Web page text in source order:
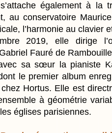
également à la
au conservatoire
l’harmonie au clavier
2019, elle dirige
Fauré de
sa sœur la pianiste
le premier album
Hortus. Elle est
à géométrie
églises parisiennes.